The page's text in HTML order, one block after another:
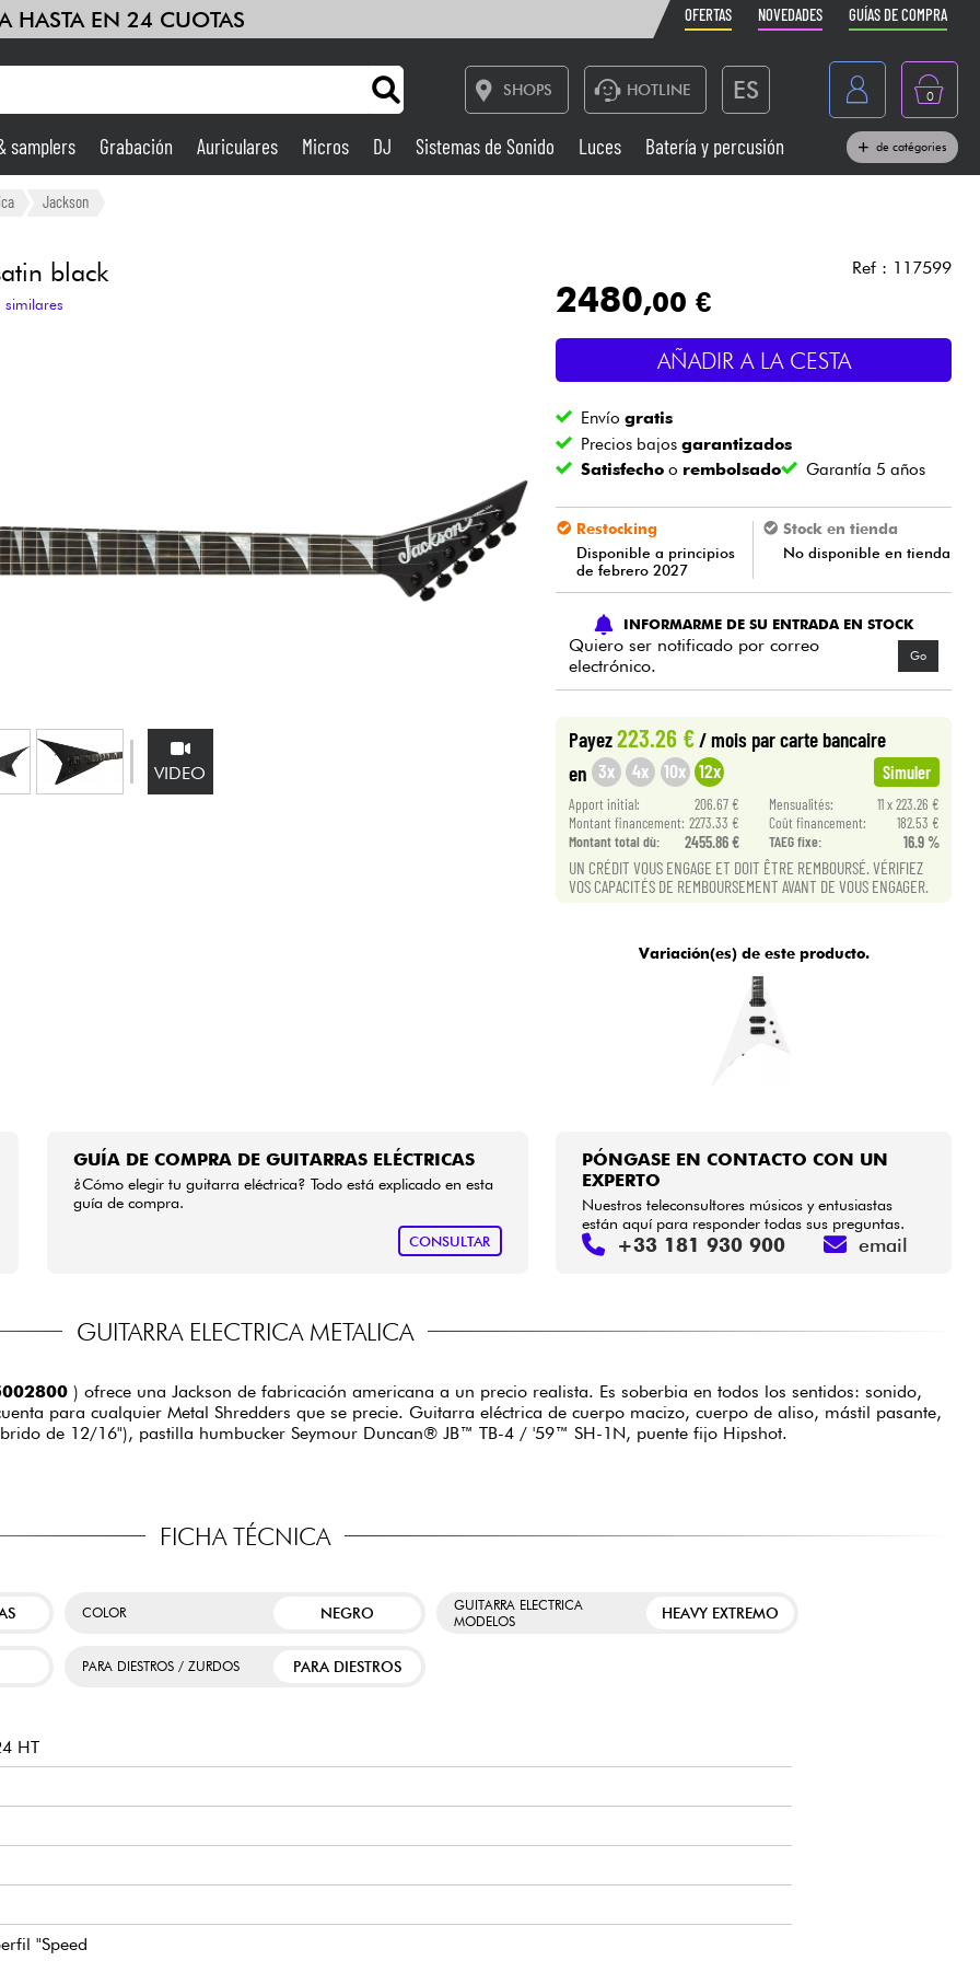
HASTA EN 24 CUOTAS OFERTAS NOVEDADES GUÍAS DE COMPRA
SHOPS HOTLINE ES
France
Belgique
Nederland
0
Ampli & Efectos
Grabación
Sistemas de Sonido
Vientos
Cables & Acces.
Ver nuestras marcas
samplers Grabación Auriculares Micros DJ Sistemas de Sonido Luces Batería y percusión de catégories
Jackson
black
similares
VIDEO
Ref : 117599
2480,00 €
AÑADIR A LA CESTA
Envíogratis
Precios bajosgarantizados
Satisfecho o rembolsado Garantía 5 años
Restocking
Disponible a principios
de febrero 2027
Stock en tienda
No disponible en tienda
INFORMARME DE SU ENTRADA EN STOCK
Quiero ser notificado por correo
electrónico.
Go
Payez223.26 €/ mois par carte bancaire
en 3x 4x 10x 12x Simuler
Apport initial: 206.67 € Mensualités:
11 x 223.26 €
Montant financement: 2273.33 € Coût financement:
182.53 €
Montant total dù:
2455.86 € TAEG fixe: 16.9 %
UN CRÉDIT VOUS ENGAGE ET DOIT ÊTRE REMBOURSÉ. VÉRIFIEZ
VOS CAPACITÉS DE REMBOURSEMENT AVANT DE VOUS ENGAGER.
Variación(es) de este producto.
GUÍA DE COMPRA DE GUITARRAS ELÉCTRICAS
¿Cómo elegir tu guitarra eléctrica? Todo está explicado en esta
guía de compra.
CONSULTAR
PÓNGASE EN CONTACTO CON UN
EXPERTO
Nuestros teleconsultores músicos y entusiastas
están aquí para responder todas sus preguntas.
+33 181 930 900 email
GUITARRA ELECTRICA METALICA
) ofrece una Jackson de fabricación americana a un precio realista. Es soberbia en todos los sentidos: sonido,
para cualquier Metal Shredders que se precie. Guitarra eléctrica de cuerpo macizo, cuerpo de aliso, mástil pasante,
de 12/16"), pastilla humbucker Seymour Duncan® JB™ TB-4 / '59™ SH-1N, puente fijo Hipshot.
FICHA TÉCNICA
COLOR NEGRO
GUITARRA ELECTRICA
MODELOS
HEAVY EXTREMO
PARA DIESTROS / ZURDOS PARA DIESTROS
HT
"Speed